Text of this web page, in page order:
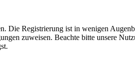
Die Registrierung ist in wenigen
zuweisen. Beachte bitte unsere